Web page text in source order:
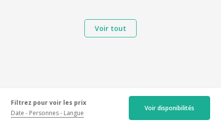
Filtrez pour voir les prix
Date Personnes Langue
Voir disponibilités
Voir tout
Localisation
Terres des Templiers, 8 route du Mas Reig, 66650 Banyuls-